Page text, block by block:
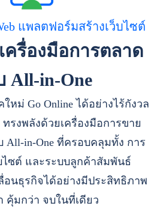
แพลตฟอร์มสร้างเว็บไซต์
ครื่องมือการตลาด
All-in-One
หม่ Go Online ได้อย่างไร้กังวล
ทรงพลังด้วยเครื่องมือการขาย
All-in-One ที่ครอบคลุมทั้ง การ
ซต์ และระบบลูกค้าสัมพันธ์
นธุรกิจได้อย่างมีประสิทธิภาพ
คุ้มกว่า จบในที่เดียว